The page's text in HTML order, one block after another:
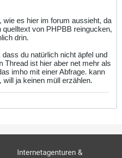
wie es hier im forum aussieht, da
von PHPBB reingucken,
drin.
du natürlich nicht äpfel und
Thread ist hier aber net mehr als
imho mit einer Abfrage. kann
ja keinen müll erzählen.
Internetagenturen &